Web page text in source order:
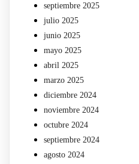
septiembre 2025
julio 2025
junio 2025
mayo 2025
abril 2025
marzo 2025
diciembre 2024
noviembre 2024
octubre 2024
septiembre 2024
agosto 2024